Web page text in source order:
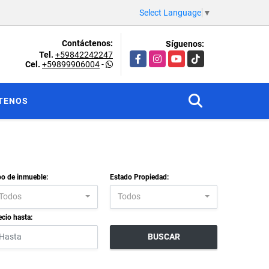
Select Language ▼
Contáctenos:
Tel. +59842242247
Cel. +59899906004-
Síguenos:
FacebookInstagramYouTubeTikTok
de inmueble: Estado Propiedad:
Todos
hasta:
BUSCAR